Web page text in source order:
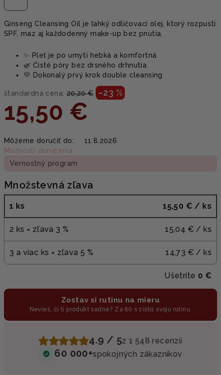
Ginseng Cleansing Oil je ľahký odličovací olej, ktorý rozpustí
SPF, maz aj každodenný make-up bez pnutia.
✨ Pleť je po umytí hebká a komfortná
🌿 Čisté póry bez drsného drhnutia
💛 Dokonalý prvý krok double cleansing
štandardná cena: 20,20 € –23 %
15,50 €
cena:
Môžeme doručiť do:
11.8.2026
Možnosti doručenia
Vernostný program
Množstevná zľava
1 ks 15,50 € / ks
2 ks = zľava 3 % 15,04 € / ks
3 a viac ks = zľava 5 % 14,73 € / ks
Ušetríte 0 €
Zostav si rutinu na mieru
Nevieš, či ti produkt sadne? Za 60 s zistíš svoju rutinu.
4.9 / 5z 1 548 recenzií
60 000+spokojných zákazníkov